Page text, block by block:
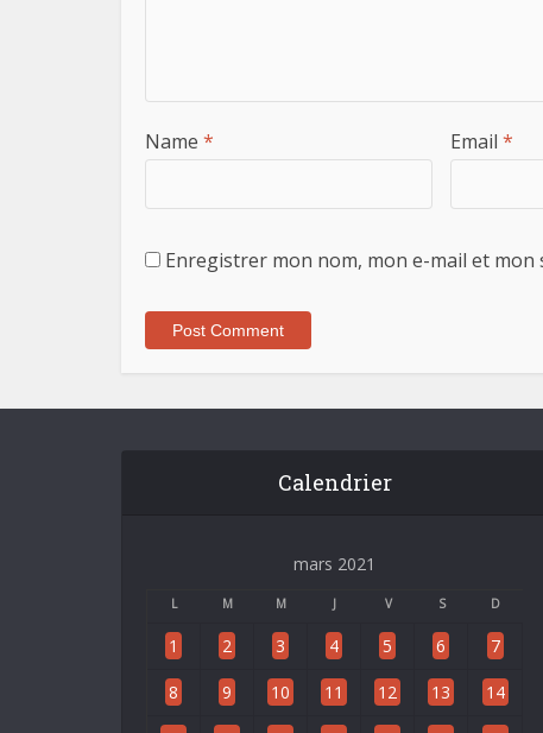
Name * Email *
Enregistrer mon nom, mon e-mail et
Calendrier
mars 2021
L M M J V S D
1 2 3 4 5 6 7
8 9 10 11 12 13 14